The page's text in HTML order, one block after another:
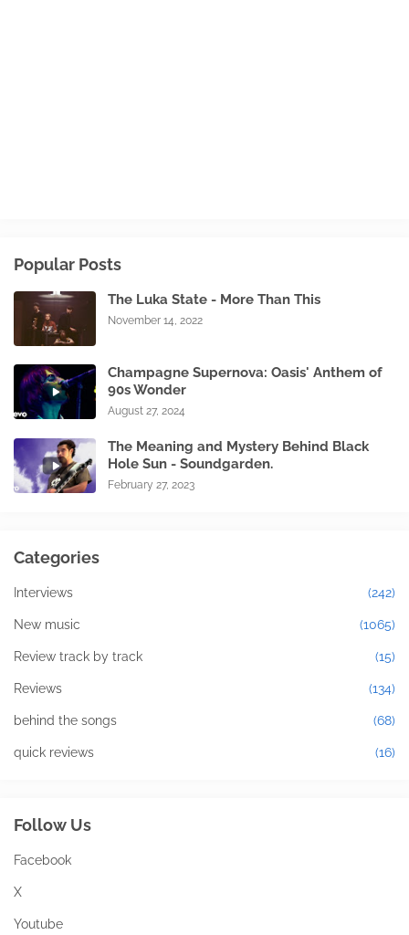
Popular Posts
The Luka State - More Than This
November 14, 2022
Champagne Supernova: Oasis' Anthem of
90s Wonder
August 27, 2024
The Meaning and Mystery Behind Black
Hole Sun - Soundgarden.
February 27, 2023
Categories
Interviews (242)
New music (1065)
Review track by track (15)
Reviews (134)
behind the songs (68)
quick reviews (16)
Follow Us
Facebook
X
Youtube